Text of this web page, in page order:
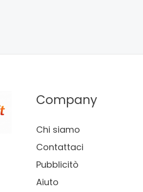
Company
Chi siamo
Contattaci
Pubblicitò
Aiuto